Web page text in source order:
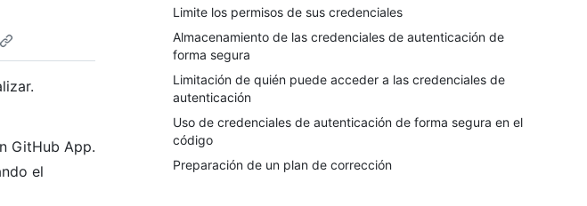
Limite los permisos de sus credenciales
Almacenamiento de las credenciales de autenticación de
forma segura
Limitación de quién puede acceder a las credenciales de
autenticación
Uso de credenciales de autenticación de forma segura en el
código
Preparación de un plan de corrección
GitHub App.
el